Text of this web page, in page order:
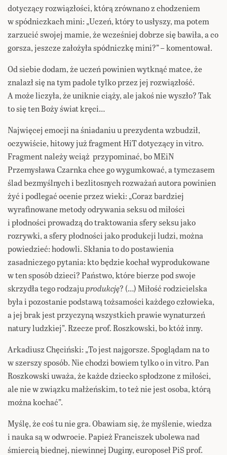
dotyczący rozwiązłości, którą zrównano z chodzeniem
w spódniczkach mini: „Uczeń, który to usłyszy, ma potem
zarzucić swojej mamie, że wcześniej dobrze się bawiła, a co
gorsza, jeszcze założyła spódniczkę mini?”–komentował.
Od siebie dodam, że uczeń powinien wytknąć matce, że
znalazł się na tym padole tylko przez jej rozwiązłość.
A może liczyła, że uniknie ciąży, ale jakoś nie wyszło? Tak
to się ten Boży świat kręci…
Najwięcej emocji na śniadaniu u prezydenta wzbudził,
oczywiście, hitowy już fragment HiT dotyczący in vitro.
Fragment należy wciąż przypominać, bo MEiN
Przemysława Czarnka chce go wygumkować, a tymczasem
ślad bezmyślnych i bezlitosnych rozważań autora powinien
żyć i podlegać ocenie przez wieki: „Coraz bardziej
wyrafinowane metody odrywania seksu od miłości
i płodności prowadzą do traktowania sfery seksu jako
rozrywki, a sfery płodności jako produkcji ludzi, można
powiedzieć: hodowli. Skłania to do postawienia
zasadniczego pytania: kto będzie kochał wyprodukowane
w ten sposób dzieci? Państwo, które bierze pod swoje
skrzydła tego rodzajuprodukcję? (…) Miłość rodzicielska
była i pozostanie podstawą tożsamości każdego człowieka,
a jej brak jest przyczyną wszystkich prawie wynaturzeń
natury ludzkiej”. Rzecze prof. Roszkowski, bo któż inny.
Arkadiusz Chęciński: „To jest najgorsze. Spoglądam na to
w szerszy sposób. Nie chodzi bowiem tylko o in vitro. Pan
Roszkowski uważa, że każde dziecko spłodzone z miłości,
ale nie w związku małżeńskim, to też nie jest osoba, którą
można kochać”.
Myślę, że coś tu nie gra. Obawiam się, że myślenie, wiedza
i nauka są w odwrocie. Papież Franciszek ubolewa nad
śmiercią biednej, niewinnej Duginy, europoseł PiS prof.